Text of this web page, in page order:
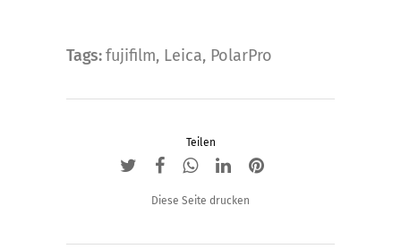
Tags: fujifilm, Leica, PolarPro
Teilen
Diese Seite drucken